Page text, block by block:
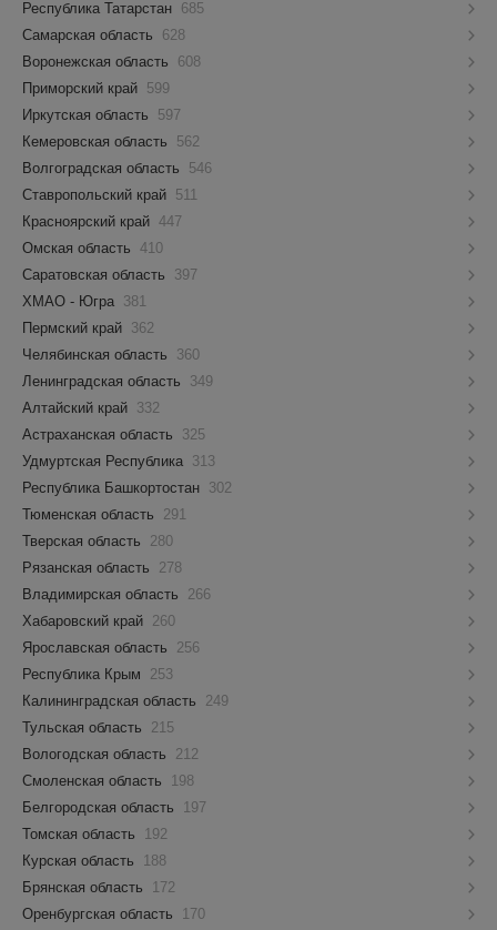
Республика Татарстан 685
Самарская область
628
Воронежская область
608
Приморский край 599
Иркутская область
597
Кемеровская область
562
Волгоградская область
546
Ставропольский край 511
Красноярский край 447
Омская область 410
Саратовская область
397
ХМАО - Югра 381
Пермский край 362
Челябинская область
360
Ленинградская область
349
Алтайский край 332
Астраханская область
325
Удмуртская Республика 313
Республика Башкортостан 302
Тюменская область
291
Тверская область
280
Рязанская область
278
Владимирская область
266
Хабаровский край 260
Ярославская область
256
Республика Крым
253
Калининградская область
249
Тульская область
215
Вологодская область
212
Смоленская область
198
Белгородская область
197
Томская область
192
Курская область
188
Брянская область
172
Оренбургская область
170